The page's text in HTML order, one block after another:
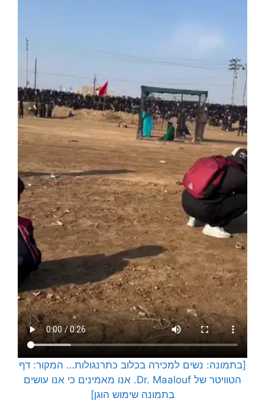
[בתמונה: נשים למכירה בכלוב כתרנגולות… המקור: דף
הטוויטר של Dr. Maalouf. אנו מאמינים כי אנו עושים
בתמונה שימוש הוגן]